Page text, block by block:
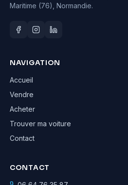
Maritime (76), Normandie.
NAVIGATION
Accueil
Vendre
Acheter
Trouver ma voiture
Contact
CONTACT